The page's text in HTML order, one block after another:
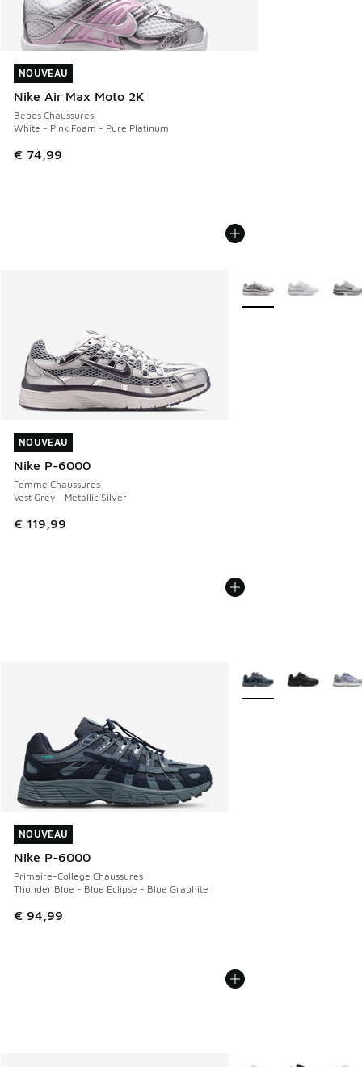
NOUVEAU
Nike Air Max Moto 2K
Bebes Chaussures
White - Pink Foam - Pure Platinum
€ 74,99
NOUVEAU
NOUVEAU
Nike P-6000
Femme Chaussures
Vast Grey - Metallic Silver
€ 119,99
NOUVEAU
Plus de couleurs
NOUVEAU
Nike P-6000
Primaire-College Chaussures
Thunder Blue - Blue Eclipse - Blue Graphite
€ 94,99
NOUVEAU
Plus de couleurs
Plus de couleurs